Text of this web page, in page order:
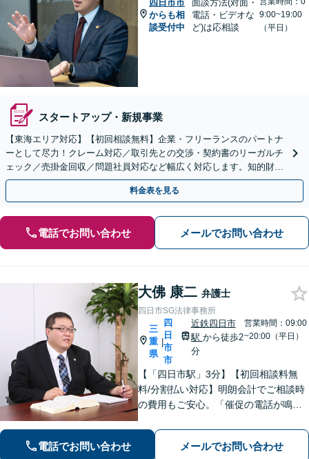
四日市市
からも相
談受付中
面談方法(対面・
電話・ビデオな
ど)は応相談
9:00~19:00
（平日）
スタートアップ・新規事業
【東海エリア対応】【初回相談無料】企業・フリーランスのパートナ
ーとして尽力！クレーム対応／取引先との交渉・契約書のリーガルチ
ェック／売掛金回収／問題社員対応など幅広く対応します。知的財産
権の相談もお任せ！【顧問契約も受付中】【完全個室】
料金表を見る
電話でお問い合わせ メールでお問い合わせ
大佛 康二 弁護士
四日市SG法律事務所
三
重
県
|
四
日
市
市
近鉄四日市
駅 から徒歩2
分
営業時間：09:00
~20:00（平日）
【「四日市駅」3分】【初回相談料無
料/分割払い対応】明朗会計でご相談時
の費用もご安心。「催促の電話が鳴り
た」に対応できます。自己破産や任意
整理、個人再生など幅広い解決方法を
電話でお問い合わせ メールでお問い合わせ